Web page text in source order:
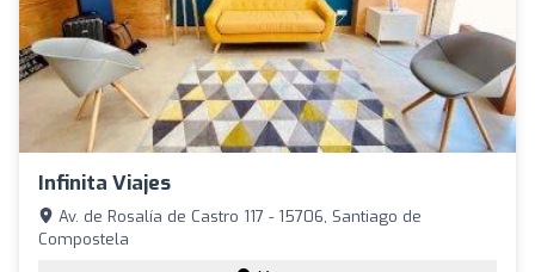
Infinita Viajes
Av. de Rosalía de Castro 117 - 15706, Santiago de
Compostela